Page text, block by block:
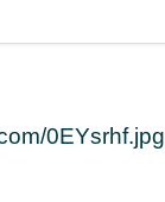
0EYsrhf.jpg